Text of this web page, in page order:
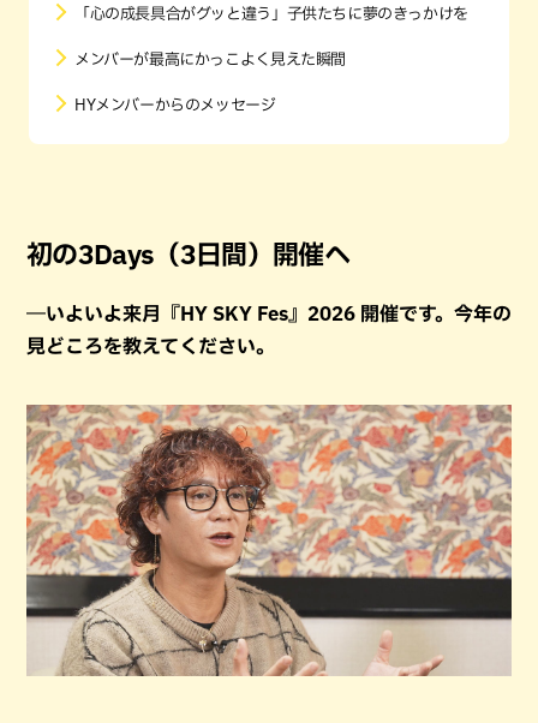
「心の成長具合がグッと違う」子供たちに夢のきっかけを
メンバーが最高にかっこよく見えた瞬間
HYメンバーからのメッセージ
初の3Days（3日間）開催へ
―いよいよ来月『HY SKY Fes』2026 開催です。今年の
見どころを教えてください。